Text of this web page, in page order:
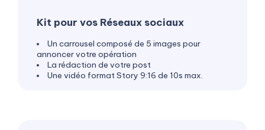
Kit pour vos Réseaux sociaux
Un carrousel composé de 5 images pour
annoncer votre opération
La rédaction de votre post
Une vidéo format Story 9:16 de 10s max.